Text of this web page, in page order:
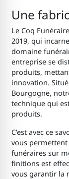
Une
Le Coq
2019, qui
domaine
entreprise se
produits,
innovation.
Bourgogne,
technique qui
produits.
C’est avec ce
vous
funéraires sur
finitions est
vous garantir la